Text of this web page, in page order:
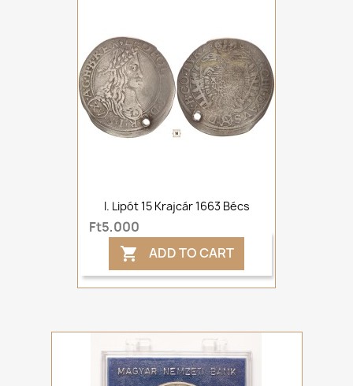
I. Lipót 15 Krajcár 1663 Bécs
Ft5,000
 ADD TO CART